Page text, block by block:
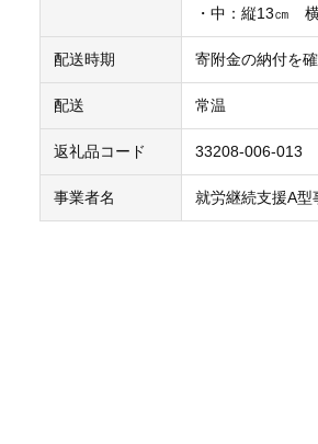
・中：縦13㎝
配送時期 寄附金の納付を
配送 常温
返礼品コード 33208-006-013
事業者名 就労継続支援A